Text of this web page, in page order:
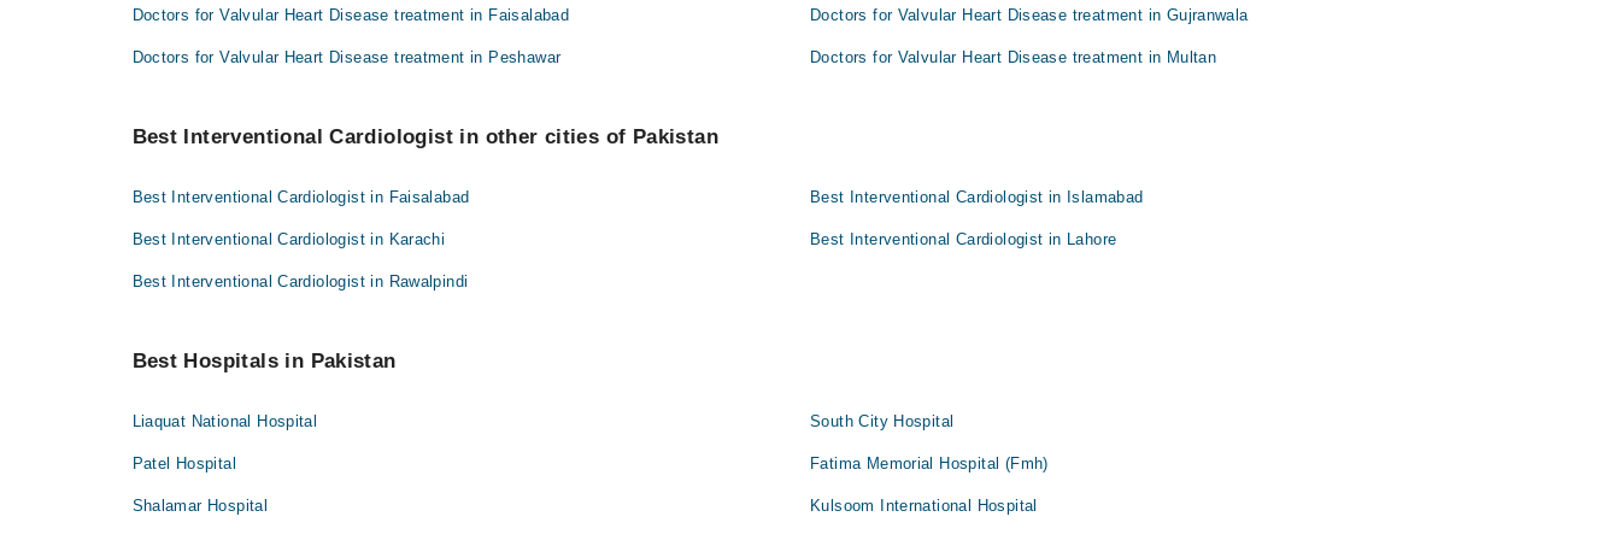
Doctors for Valvular Heart Disease treatment in Faisalabad Doctors for Valvular Heart Disease treatment in Gujranwala
Doctors for Valvular Heart Disease treatment in Peshawar Doctors for Valvular Heart Disease treatment in Multan
Best Interventional Cardiologist in other cities of Pakistan
Best Interventional Cardiologist in Faisalabad Best Interventional Cardiologist in Islamabad
Best Interventional Cardiologist in Karachi Best Interventional Cardiologist in Lahore
Best Interventional Cardiologist in Rawalpindi
Best Hospitals in Pakistan
Liaquat National Hospital South City Hospital
Patel Hospital Fatima Memorial Hospital (Fmh)
Shalamar Hospital Kulsoom International Hospital